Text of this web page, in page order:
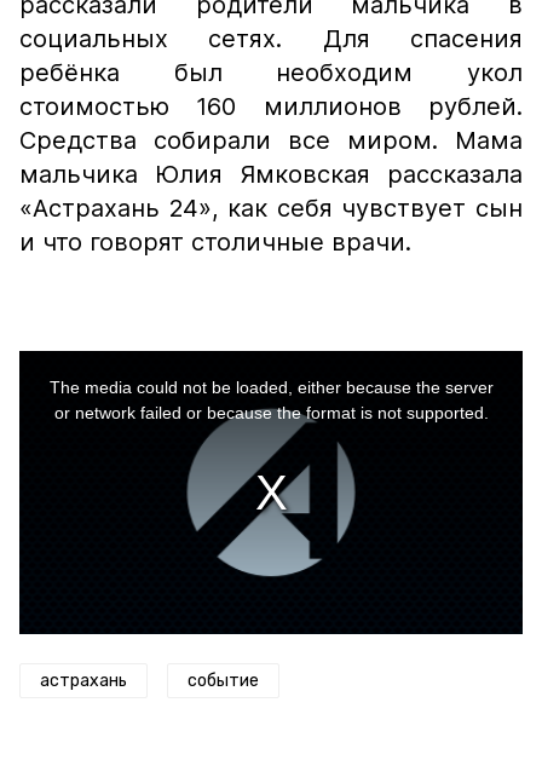
социальных сетях. Для спасения
ребёнка был необходим укол
стоимостью 160 миллионов рублей.
Средства собирали все миром. Мама
мальчика Юлия Ямковская рассказала
«Астрахань 24», как себя чувствует сын
и что говорят столичные врачи.
The media could not be loaded, either because the server
or network failed or because the format is not supported.
астрахань событие